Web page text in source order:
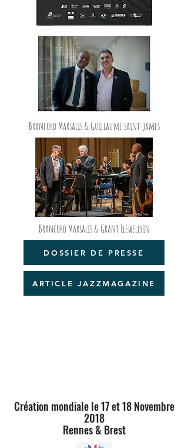
Branford Marsalis & Guillaume saint-james
Branford Marsalis & Grant Llewellyin
DOSSIER DE PRESSE
ARTICLE JAZZMAGAZINE
Création mondiale le 17 et 18 Novembre
2018
Rennes & Brest